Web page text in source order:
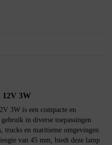
12V 3W
3W is een compacte en
in diverse toepassingen
trucks en maritieme omgevingen.
van 45 mm, biedt deze lamp